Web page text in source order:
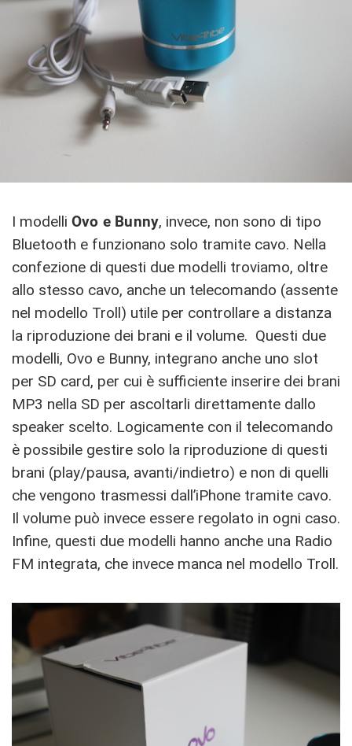
I modelli Ovo e Bunny, invece, non sono di tipo
Bluetooth e funzionano solo tramite cavo. Nella
confezione di questi due modelli troviamo, oltre
allo stesso cavo, anche un telecomando (assente
nel modello Troll) utile per controllare a distanza
la riproduzione dei brani e il volume. Questi due
modelli, Ovo e Bunny, integrano anche uno slot
per SD card, per cui è sufficiente inserire dei brani
MP3 nella SD per ascoltarli direttamente dallo
speaker scelto. Logicamente con il telecomando
è possibile gestire solo la riproduzione di questi
brani (play/pausa, avanti/indietro) e non di quelli
che vengono trasmessi dall’iPhone tramite cavo.
Il volume può invece essere regolato in ogni caso.
Infine, questi due modelli hanno anche una Radio
FM integrata, che invece manca nel modello Troll.